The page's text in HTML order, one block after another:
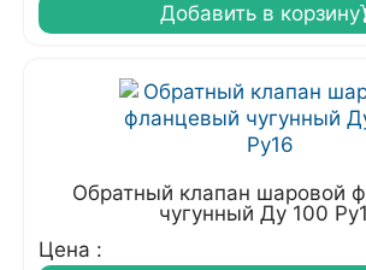
Добавить в корзину
Обратный клапан шаровой
чугунный Ду 100
Цена :